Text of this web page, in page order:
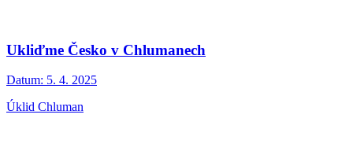
Ukliďme Česko v Chlumanech
Datum: 5. 4. 2025
Úklid Chluman